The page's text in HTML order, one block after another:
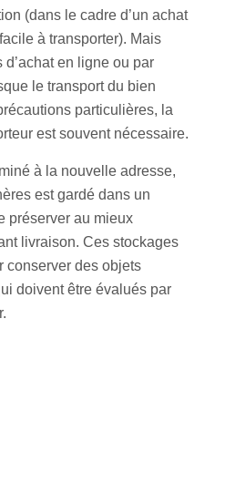
(dans le cadre d’un achat
à transporter). Mais
en ligne ou par
le transport du bien
particulières, la
est souvent nécessaire.
à la nouvelle adresse,
est gardé dans un
préserver au mieux
livraison. Ces stockages
conserver des objets
doivent être évalués par